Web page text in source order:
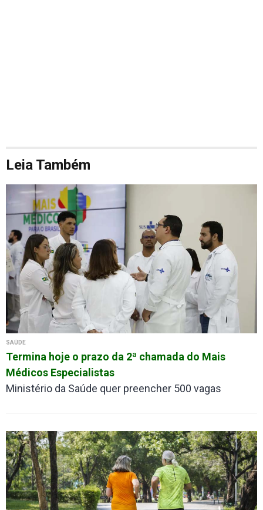
Leia Também
SAÚDE
Termina hoje o prazo da 2ª chamada do Mais
Médicos Especialistas
Ministério da Saúde quer preencher 500 vagas